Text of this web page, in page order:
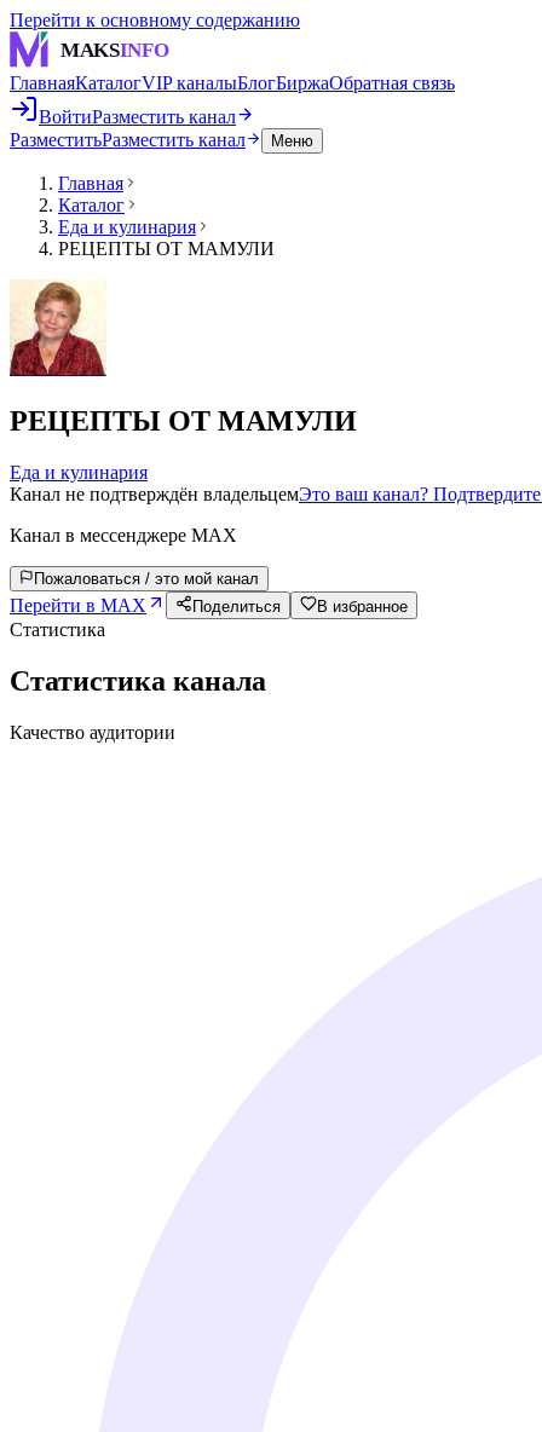
Перейти к основному содержанию
MAKSINFO
ГлавнаяКаталогVIP каналыБлогБиржаОбратная связь
ВойтиРазместить канал
РазместитьРазместить канал Меню
Главная
Каталог
Еда и кулинария
РЕЦЕПТЫ ОТ МАМУЛИ
РЕЦЕПТЫ ОТ МАМУЛИ
Еда и кулинария
Канал не подтверждён владельцемЭто ваш канал?
Канал в мессенджере MAX
Пожаловаться / это мой канал
Перейти в MAX Поделиться В избранное
Статистика
Статистика канала
Качество аудитории